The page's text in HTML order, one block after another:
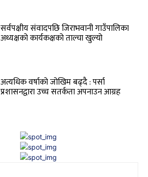
सर्वपक्षीय संवादपछि जिराभवानी गाउँपालिका
अध्यक्षको कार्यकक्षको ताल्चा खुल्यो
अत्यधिक वर्षाको जोखिम बढ्दै : पर्सा
प्रशासनद्वारा उच्च सतर्कता अपनाउन आग्रह